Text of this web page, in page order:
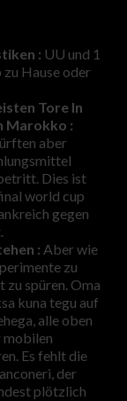
: UU und 1
zu Hause oder
Tore In
Marokko :
aber
Dies ist
world cup
gegen
: Aber wie
zu
spüren. Oma
kuna tegu auf
alle oben
mobilen
Es fehlt die
der
plötzlich